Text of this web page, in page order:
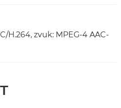
H.264, zvuk: MPEG-4 AAC-